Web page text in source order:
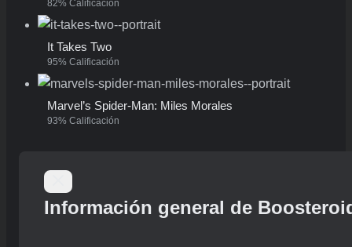
82% Calificación
It Takes Two
95% Calificación
Marvel’s Spider-Man: Miles Morales
93% Calificación
Información general de